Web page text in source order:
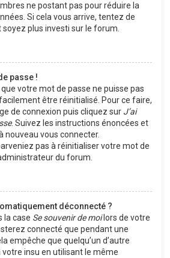
ne postant pas pour réduire la
Si cela vous arrive, tentez de
plus investi sur le forum.
passe !
que votre mot de passe ne puisse pas
être réinitialisé. Pour ce faire,
de connexion puis cliquez sur J’ai
. Suivez les instructions énoncées et
nouveau vous connecter.
pas à réinitialiser votre mot de
du forum.
déconnecté ?
la case Se souvenir de moilors de votre
connecté que pendant une
empêche que quelqu’un d’autre
insu en utilisant le même